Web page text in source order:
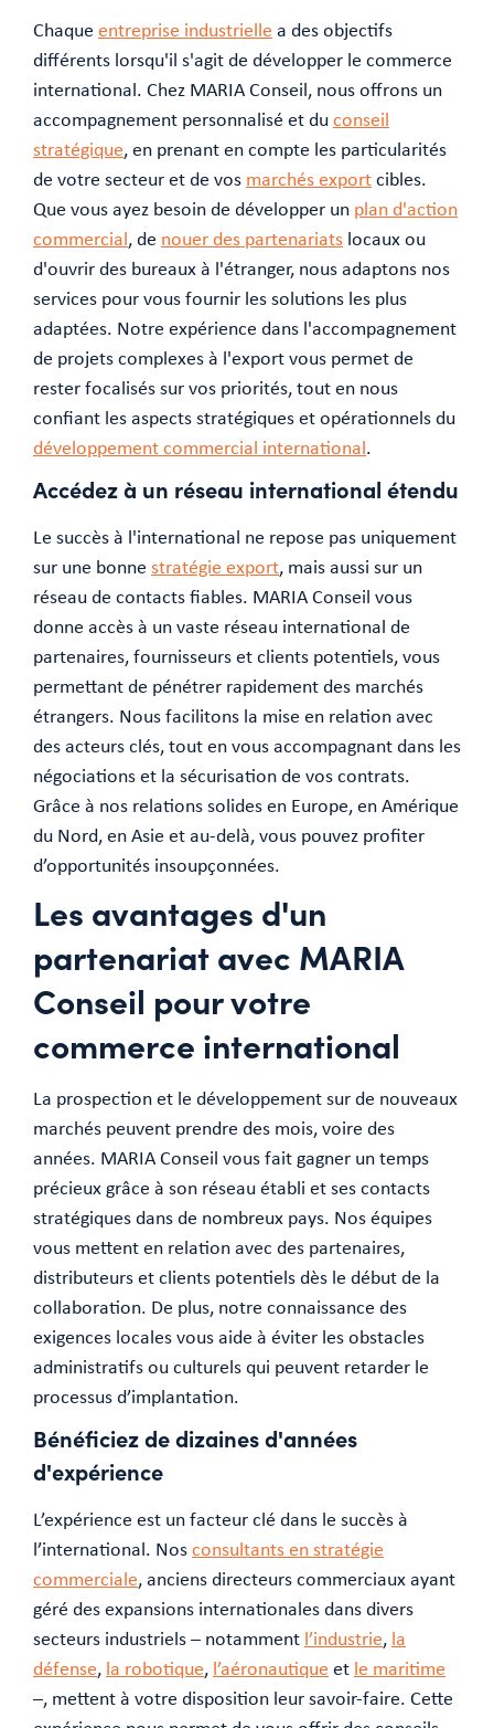
Chaque entreprise industrielle a des objectifs
différents lorsqu'il s'agit de développer le commerce
international. Chez MARIA Conseil, nous offrons un
accompagnement personnalisé et duconseil
stratégique, en prenant en compte les particularités
de votre secteur et de vos marchés exportcibles.
Que vous ayez besoin de développer un plan d'action
commercial, de nouer des partenariats locaux ou
d'ouvrir des bureaux à l'étranger, nous adaptons nos
services pour vous fournir les solutions les plus
adaptées. Notre expérience dans l'accompagnement
de projets complexes à l'export vous permet de
rester focalisés sur vos priorités, tout en nous
confiant les aspects stratégiques et opérationnels du
développement commercial international.
Accédez à un réseau international étendu
Le succès à l'international ne repose pas uniquement
sur une bonne stratégie export, mais aussi sur un
réseau de contacts fiables. MARIA Conseil vous
donne accès à un vaste réseau international de
partenaires, fournisseurs et clients potentiels, vous
permettant de pénétrer rapidement des marchés
étrangers. Nous facilitons la mise en relation avec
des acteurs clés, tout en vous accompagnant dans les
négociations et la sécurisation de vos contrats.
Grâce à nos relations solides en Europe, en Amérique
du Nord, en Asie et au-delà, vous pouvez profiter
d’opportunités insoupçonnées.
Les avantages d'un
partenariat avec MARIA
Conseil pour votre
commerce international
La prospection et le développement sur de nouveaux
marchés peuvent prendre des mois, voire des
années. MARIA Conseil vous fait gagner un temps
précieux grâce à son réseau établi et ses contacts
stratégiques dans de nombreux pays. Nos équipes
vous mettent en relation avec des partenaires,
distributeurs et clients potentiels dès le début de la
collaboration. De plus, notre connaissance des
exigences locales vous aide à éviter les obstacles
administratifs ou culturels qui peuvent retarder le
processus d’implantation.
Bénéficiez de dizaines d'années
d'expérience
L’expérience est un facteur clé dans le succès à
l’international. Nosconsultants en stratégie
commerciale, anciens directeurs commerciaux ayant
géré des expansions internationales dans divers
secteurs industriels – notamment l’industrie, la
défense, la robotique, l’aéronautique et le maritime
–, mettent à votre disposition leur savoir-faire. Cette